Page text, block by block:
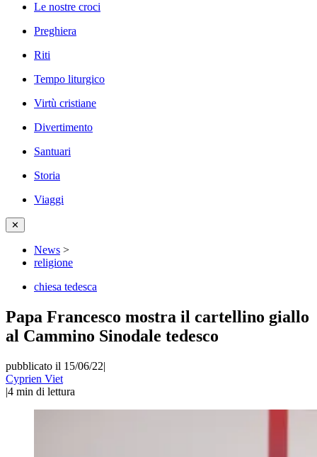
Le nostre croci
Preghiera
Riti
Tempo liturgico
Virtù cristiane
Divertimento
Santuari
Storia
Viaggi
✕
News >
religione
chiesa tedesca
Papa Francesco mostra il cartellino giallo
al Cammino Sinodale tedesco
pubblicato il 15/06/22|
Cyprien Viet
|4 min di lettura